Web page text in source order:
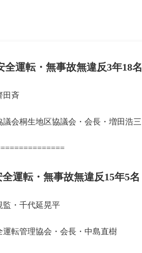
全運転・無事故無違反3年18名
田斉
会桐生地区協議会・会長・増田浩三
運転・無事故無違反15年5名
監・千代延晃平
転管理協会・会長・中島直樹